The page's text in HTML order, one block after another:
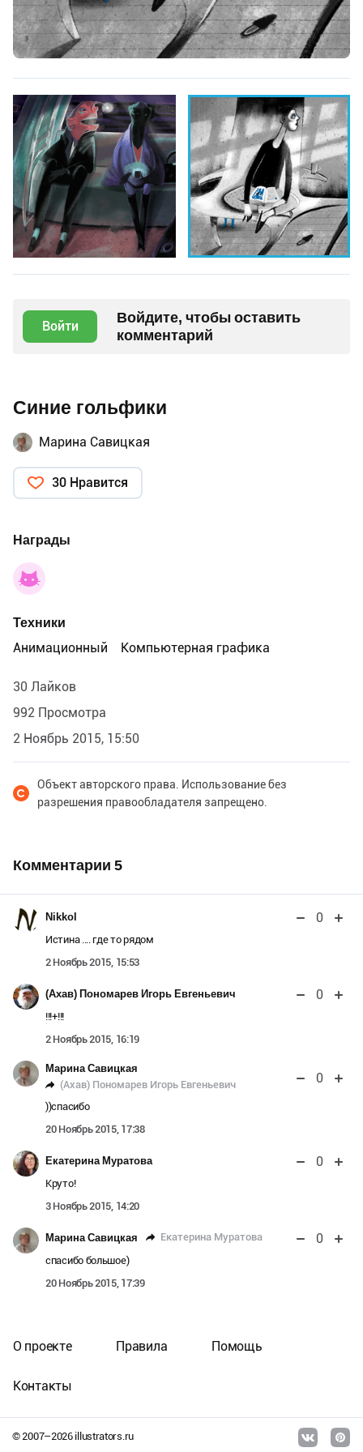
Войти
Войдите, чтобы оставить
комментарий
Синие гольфики
Марина Савицкая
30 Нравится
Награды
Техники
Анимационный
Компьютерная графика
30 Лайков
992 Просмотра
2 Ноябрь 2015, 15:50
Объект авторского права. Использование без
разрешения правообладателя запрещено.
Комментарии 5
Nikkol 0
Истина .... где то рядом
2 Ноябрь 2015, 15:53
(Ахав) Пономарев Игорь Евгеньевич 0
!!!+!!!
2 Ноябрь 2015, 16:19
Марина Савицкая
(Ахав) Пономарев Игорь Евгеньевич
0
))спасибо
20 Ноябрь 2015, 17:38
Екатерина Муратова 0
Круто!
3 Ноябрь 2015, 14:20
Марина Савицкая Екатерина Муратова 0
спасибо большое)
20 Ноябрь 2015, 17:39
© 2007–2026illustrators.ru
О проекте Правила Помощь
Контакты